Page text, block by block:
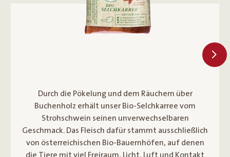
Der Bio-Landschinken ist ein Klassiker und zeichnet
sich durch seinen aromatischen Geschmack aus.
Nicht nur die feine Rezeptur sorgt für einen guten
Geschmack, sondern auch unsere strengen
Vorgaben zur Tierhaltung: Auslauf an der frischen
Luft, Haltung in der Gruppe, viel Licht und gutes